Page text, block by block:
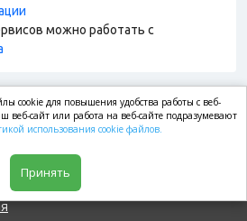
можно работать с
cookie для повышения удобства работы с веб-
веб-сайт или работа на веб-сайте подразумевают
использования cookie файлов.
Принять